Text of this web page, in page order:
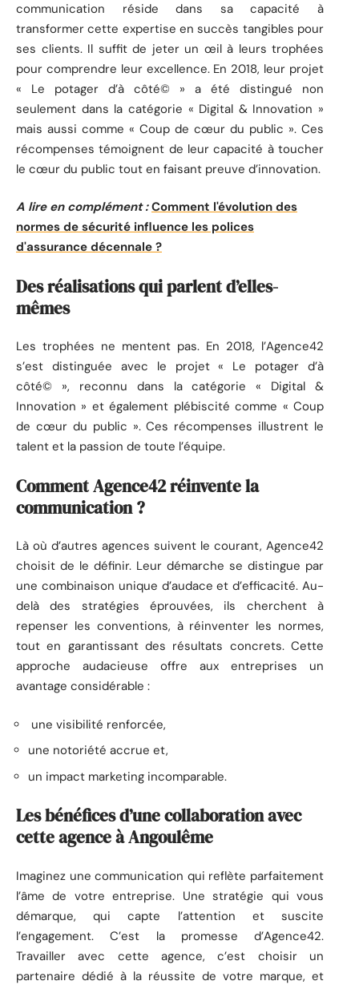
communication réside dans sa capacité à
transformer cette expertise en succès tangibles pour
ses clients. Il suffit de jeter un œil à leurs trophées
pour comprendre leur excellence. En 2018, leur projet
« Le potager d’à côté© » a été distingué non
seulement dans la catégorie « Digital & Innovation »
mais aussi comme « Coup de cœur du public ». Ces
récompenses témoignent de leur capacité à toucher
le cœur du public tout en faisant preuve d’innovation.
A lire en complément : Comment l'évolution des
normes de sécurité influence les polices
d'assurance décennale ?
Des réalisations qui parlent d’elles-
mêmes
Les trophées ne mentent pas. En 2018, l’Agence42
s’est distinguée avec le projet « Le potager d’à
côté© », reconnu dans la catégorie « Digital &
Innovation » et également plébiscité comme « Coup
de cœur du public ». Ces récompenses illustrent le
talent et la passion de toute l’équipe.
Comment Agence42 réinvente la
communication ?
Là où d’autres agences suivent le courant, Agence42
choisit de le définir. Leur démarche se distingue par
une combinaison unique d’audace et d’efficacité. Au-
delà des stratégies éprouvées, ils cherchent à
repenser les conventions, à réinventer les normes,
tout en garantissant des résultats concrets. Cette
approche audacieuse offre aux entreprises un
avantage considérable :
une visibilité renforcée,
une notoriété accrue et,
un impact marketing incomparable.
Les bénéfices d’une collaboration avec
cette agence à Angoulême
Imaginez une communication qui reflète parfaitement
l’âme de votre entreprise. Une stratégie qui vous
démarque, qui capte l’attention et suscite
l’engagement. C’est la promesse d’Agence42.
Travailler avec cette agence, c’est choisir un
partenaire dédié à la réussite de votre marque, et